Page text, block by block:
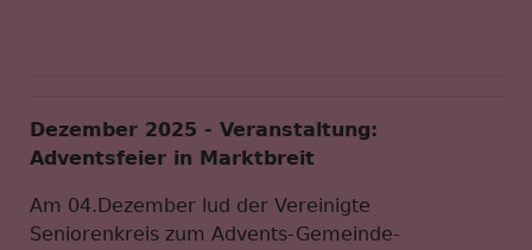
Dezember 2025 - Veranstaltung:
Adventsfeier in Marktbreit
Am 04.Dezember lud der Vereinigte
Seniorenkreis zum Advents-Gemeinde-